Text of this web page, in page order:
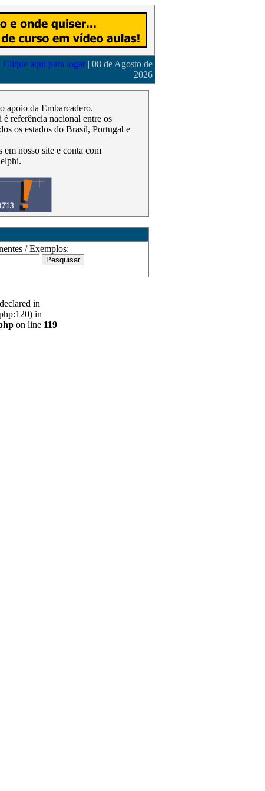
Clique aqui para logar | 08 de Agosto de
2026
apoio da Embarcadero.
referência nacional entre os
os estados do Brasil, Portugal e
em nosso site e conta com
/ Exemplos:
in
in
on line 119